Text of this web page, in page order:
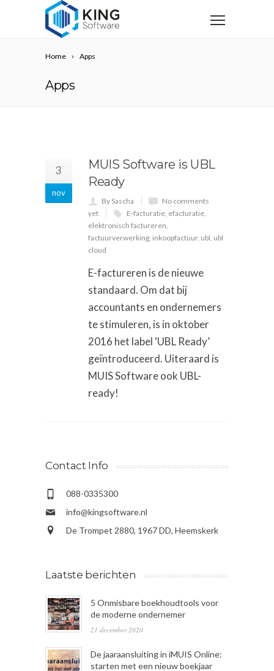
Home Apps
Apps
3
nov
MUIS Software is UBL
Ready
By Sascha
No comments
yet
E-facturatie, efacturatie,
elektronisch factureren,
factuurverwerking, inkoopfactuur, ubl, ubl
cloud
E-factureren is de nieuwe
standaard. Om dat bij
accountants en ondernemers
te stimuleren, is in oktober
2016 het label ‘UBL Ready’
geïntroduceerd. Uiteraard is
MUIS Software ook UBL-
ready!
Contact Info
088-0335300
info@kingsoftware.nl
De Trompet 2880, 1967 DD, Heemskerk
Laatste berichten
5 Onmisbare boekhoudtools voor
de moderne ondernemer
21 december 2020
De jaaraansluiting in iMUIS Online:
starten met een nieuw boekjaar